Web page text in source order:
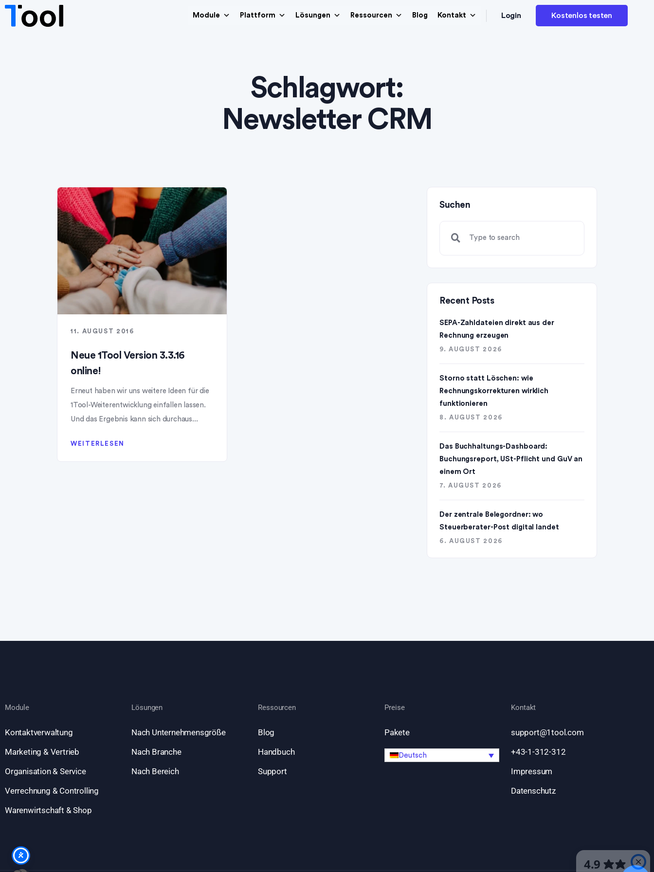
Module Plattform Lösungen Ressourcen Blog Kontakt Login Kostenlos testen
Schlagwort:
Newsletter CRM
11. AUGUST 2016
Neue 1Tool Version 3.3.16
online!
Erneut haben wir uns weitere Ideen für die
1Tool-Weiterentwicklung einfallen lassen.
Und das Ergebnis kann sich durchaus...
WEITERLESEN
Suchen
Recent Posts
SEPA-Zahldateien direkt aus der
Rechnung erzeugen
9. AUGUST 2026
Storno statt Löschen: wie
Rechnungskorrekturen wirklich
funktionieren
8. AUGUST 2026
Das Buchhaltungs-Dashboard:
Buchungsreport, USt-Pflicht und GuV an
einem Ort
7. AUGUST 2026
Der zentrale Belegordner: wo
Steuerberater-Post digital landet
6. AUGUST 2026
Module
Kontaktverwaltung
Marketing & Vertrieb
Organisation & Service
Verrechnung & Controlling
Warenwirtschaft & Shop
Lösungen
Nach Unternehmensgröße
Nach Branche
Nach Bereich
Ressourcen
Blog
Handbuch
Support
Preise
Pakete
Deutsch
Kontakt
support@1tool.com
+43-1-312-312
Impressum
Datenschutz